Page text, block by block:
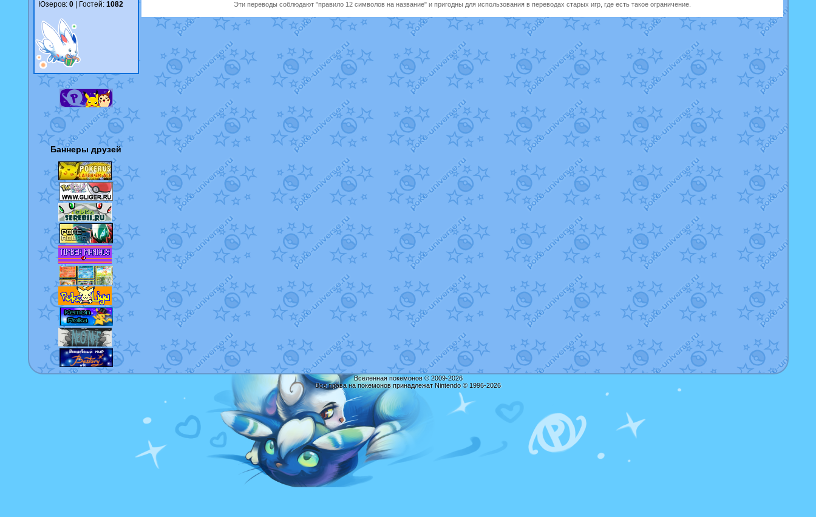
Юзеров: 0| Гостей: 1082
Баннеры друзей
Эти переводы соблюдают "правило 12 символов на название" и пригодны для использования в переводах старых игр, где есть такое ограничение.
Вселенная покемонов © 2009-2026
Все права на покемонов принадлежат Nintendo © 1996-2026